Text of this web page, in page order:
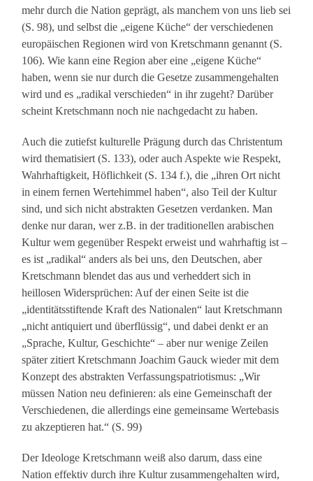
mehr durch die Nation geprägt, als manchem von uns lieb sei
(S. 98), und selbst die „eigene Küche“ der verschiedenen
europäischen Regionen wird von Kretschmann genannt (S.
106). Wie kann eine Region aber eine „eigene Küche“
haben, wenn sie nur durch die Gesetze zusammengehalten
wird und es „radikal verschieden“ in ihr zugeht? Darüber
scheint Kretschmann noch nie nachgedacht zu haben.
Auch die zutiefst kulturelle Prägung durch das Christentum
wird thematisiert (S. 133), oder auch Aspekte wie Respekt,
Wahrhaftigkeit, Höflichkeit (S. 134 f.), die „ihren Ort nicht
in einem fernen Wertehimmel haben“, also Teil der Kultur
sind, und sich nicht abstrakten Gesetzen verdanken. Man
denke nur daran, wer z.B. in der traditionellen arabischen
Kultur wem gegenüber Respekt erweist und wahrhaftig ist –
es ist „radikal“ anders als bei uns, den Deutschen, aber
Kretschmann blendet das aus und verheddert sich in
heillosen Widersprüchen: Auf der einen Seite ist die
„identitätsstiftende Kraft des Nationalen“ laut Kretschmann
„nicht antiquiert und überflüssig“, und dabei denkt er an
„Sprache, Kultur, Geschichte“ – aber nur wenige Zeilen
später zitiert Kretschmann Joachim Gauck wieder mit dem
Konzept des abstrakten Verfassungspatriotismus: „Wir
müssen Nation neu definieren: als eine Gemeinschaft der
Verschiedenen, die allerdings eine gemeinsame Wertebasis
zu akzeptieren hat.“ (S. 99)
Der Ideologe Kretschmann weiß also darum, dass eine
Nation effektiv durch ihre Kultur zusammengehalten wird,